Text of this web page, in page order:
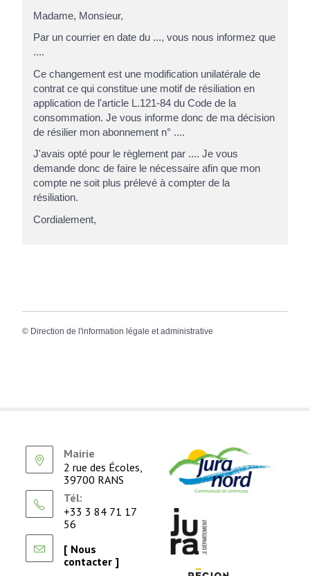
Madame, Monsieur,
Par un courrier en date du ..., vous nous informez que
....
Ce changement est une modification unilatérale de
contrat ce qui constitue une motif de résiliation en
application de l'article L.121-84 du Code de la
consommation. Je vous informe donc de ma décision
de résilier mon abonnement n° ....
J'avais opté pour le règlement par .... Je vous
demande donc de faire le nécessaire afin que mon
compte ne soit plus prélevé à compter de la
résiliation.
Cordialement,
© Direction de l'information légale et administrative
Mairie
2 rue des Écoles,
39700 RANS
Tél:
+33 3 84 71 17
56
[ Nous
contacter ]